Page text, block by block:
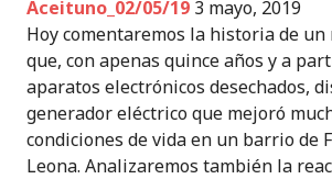
Aceituno_02/05/19 3 mayo, 2019
Hoy comentaremos la historia de
que, con apenas quince años y a
aparatos electrónicos desechados,
generador eléctrico que mejoró
condiciones de vida en un barrio de
Leona. Analizaremos también la